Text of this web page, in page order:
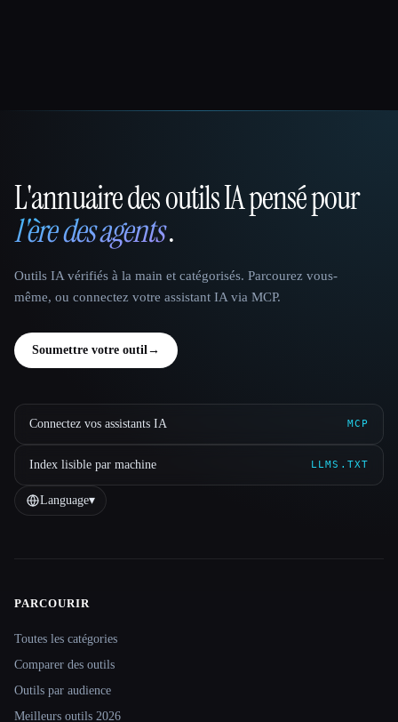
That AI Collection
L'annuaire des outils IA pensé pour
l'ère des agents.
Outils IA vérifiés à la main et catégorisés. Parcourez vous-
même, ou connectez votre assistant IA via MCP.
Soumettre votre outil→
Connectez vos assistants IA MCP
Index lisible par machine LLMS.TXT
Language▾
Site navigation
PARCOURIR
Toutes les catégories
Comparer des outils
Outils par audience
Meilleurs outils 2026